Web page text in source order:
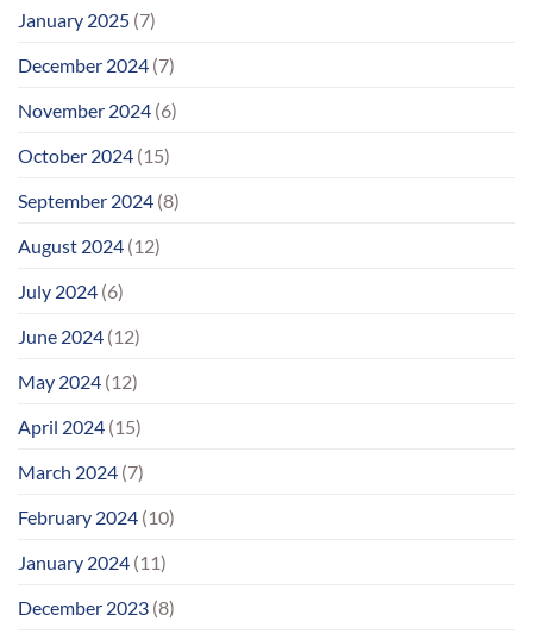
January 2025 (7)
December 2024 (7)
November 2024 (6)
October 2024 (15)
September 2024 (8)
August 2024 (12)
July 2024 (6)
June 2024 (12)
May 2024 (12)
April 2024 (15)
March 2024 (7)
February 2024 (10)
January 2024 (11)
December 2023 (8)